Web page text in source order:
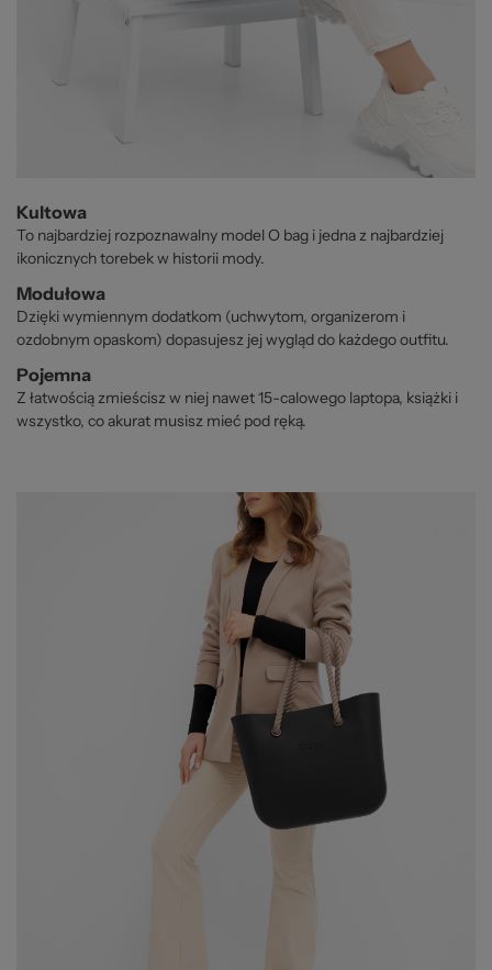
Kultowa
To najbardziej rozpoznawalny model O bag i jedna z najbardziej
ikonicznych torebek w historii mody.
Modułowa
Dzięki wymiennym dodatkom (uchwytom, organizerom i
ozdobnym opaskom) dopasujesz jej wygląd do każdego outfitu.
Pojemna
Z łatwością zmieścisz w niej nawet 15-calowego laptopa, książki i
wszystko, co akurat musisz mieć pod ręką.